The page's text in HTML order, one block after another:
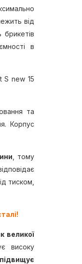
від
брикетів
в
S new 15
та
Корпус
, тому
тиском,
великої
високу